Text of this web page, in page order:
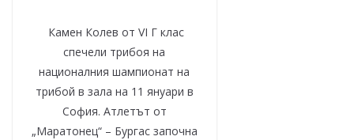
Камен Колев от VI Г клас
спечели трибоя на
националния шампионат на
трибой в зала на 11 януари в
София. Атлетът от
„Маратонец“ – Бургас започна